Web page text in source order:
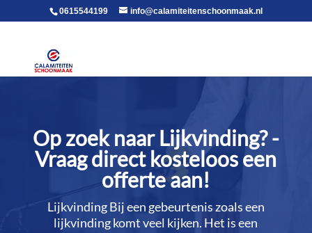
voor in de body0615544199 info@calamiteitenschoonmaak.nl
Op zoek naar Lijkvinding? -
Vraag direct kosteloos een
offerte aan!
Lijkvinding Bij een gebeurtenis zoals een
lijkvinding komt veel kijken.​ Het is een